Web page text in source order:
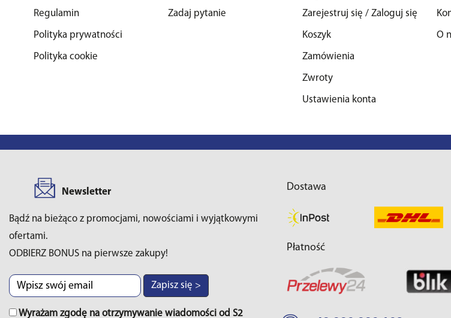
Regulamin
Polityka prywatności
Polityka cookie
Zadaj pytanie
Zarejestruj się / Zaloguj się
Koszyk
Zamówienia
Zwroty
Ustawienia konta
O
Newsletter
Bądź na bieżąco z promocjami, nowościami i wyjątkowymi
ofertami.
ODBIERZ BONUS na pierwsze zakupy!
Zapisz się >
Wyrażam zgodę na otrzymywanie wiadomości od S2
Dostawa
Płatność